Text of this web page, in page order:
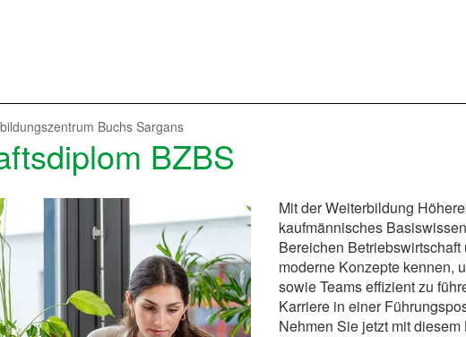
Buchs Sargans
BZBS
Mit der Weiterbildung
kaufmännisches
Bereichen
moderne Konzepte kennen,
sowie Teams effizient zu
Karriere in einer
Nehmen Sie jetzt mit